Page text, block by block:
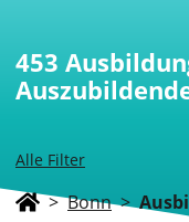
Alle Filter
453
> Bonn >